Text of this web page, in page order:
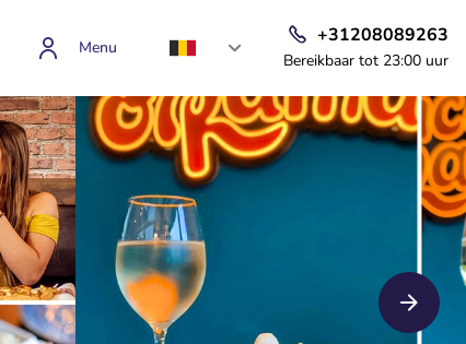
Menu
+31208089263
Bereikbaar tot 23:00 uur